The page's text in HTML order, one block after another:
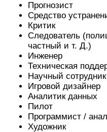
Прогнозист
Средство
Критик
Следователь
частный и т. Д.)
Инженер
Техническая
Научный сотрудник
Игровой дизайнер
Аналитик данных
Пилот
Программист /
Художник